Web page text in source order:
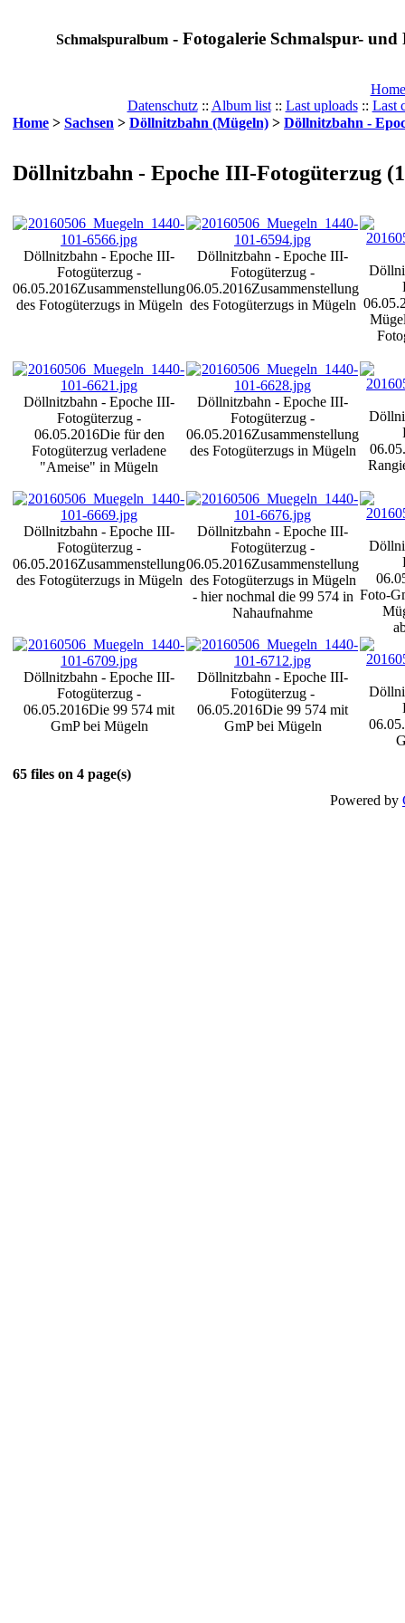
Schmalspuralbum- Fotogalerie Schmalspur-
Home
Datenschutz:: Album list:: Last uploads:: Last
Home > Sachsen > Döllnitzbahn (Mügeln) > Döllnitzbahn -
Döllnitzbahn - Epoche III-Fotogüterzug
Döllnitzbahn - Epoche III-
Fotogüterzug -
06.05.2016Zusammenstellung
des Fotogüterzugs in Mügeln
Döllnitzbahn - Epoche III-
Fotogüterzug -
06.05.2016Zusammenstellung
des Fotogüterzugs in Mügeln
Döllnitzbahn - Epoche III-
Fotogüterzug -
06.05.2016Die für den
Fotogüterzug verladene
"Ameise" in Mügeln
Döllnitzbahn - Epoche III-
Fotogüterzug -
06.05.2016Zusammenstellung
des Fotogüterzugs in Mügeln
Döllnitzbahn - Epoche III-
Fotogüterzug -
06.05.2016Zusammenstellung
des Fotogüterzugs in Mügeln
Döllnitzbahn - Epoche III-
Fotogüterzug -
06.05.2016Zusammenstellung
des Fotogüterzugs in Mügeln
- hier nochmal die 99 574 in
Nahaufnahme
Foto-
Döllnitzbahn - Epoche III-
Fotogüterzug -
06.05.2016Die 99 574 mit
GmP bei Mügeln
Döllnitzbahn - Epoche III-
Fotogüterzug -
06.05.2016Die 99 574 mit
GmP bei Mügeln
65 files on 4 page(s)
Powered by